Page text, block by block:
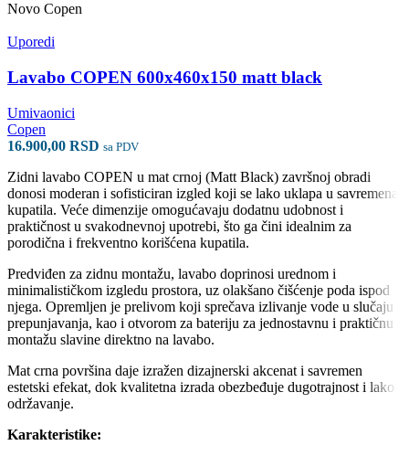
Novo Copen
Uporedi
Lavabo COPEN 600x460x150 matt black
Umivaonici
Copen
16.900,00 RSD sa PDV
Zidni lavabo COPEN u mat crnoj (Matt Black) završnoj obradi
donosi moderan i sofisticiran izgled koji se lako uklapa u savremena
kupatila. Veće dimenzije omogućavaju dodatnu udobnost i
praktičnost u svakodnevnoj upotrebi, što ga čini idealnim za
porodična i frekventno korišćena kupatila.
Predviđen za zidnu montažu, lavabo doprinosi urednom i
minimalističkom izgledu prostora, uz olakšano čišćenje poda ispod
njega. Opremljen je prelivom koji sprečava izlivanje vode u slučaju
prepunjavanja, kao i otvorom za bateriju za jednostavnu i praktičnu
montažu slavine direktno na lavabo.
Mat crna površina daje izražen dizajnerski akcenat i savremen
estetski efekat, dok kvalitetna izrada obezbeđuje dugotrajnost i lako
održavanje.
Karakteristike: